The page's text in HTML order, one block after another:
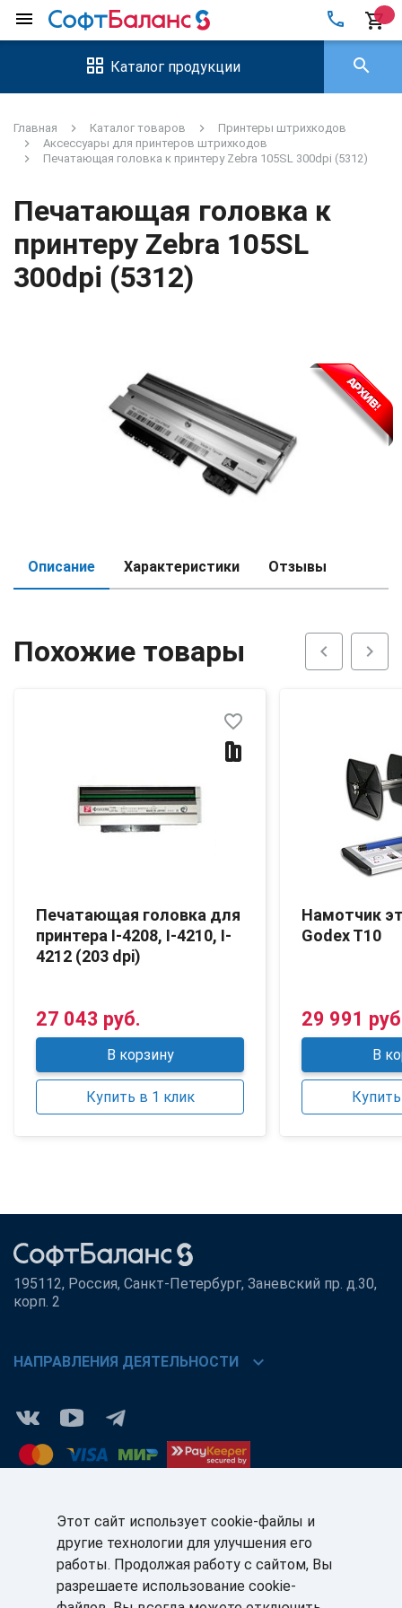
menu local_phone shopping_cart
Каталог продукции search
Главная Каталог товаров
Принтеры штрихкодов
Аксессуары для принтеров штрихкодов
Печатающая головка к принтеру Zebra 105SL 300dpi (5312)
Печатающая головка к
принтеру Zebra 105SL
300dpi (5312)
Описание Характеристики Отзывы
Похожие товары chevron_left chevron_right
Печатающая головка для
принтера I-4208, I-4210, I-
4212 (203 dpi)
favorite_border
27 043 руб.
В корзину
Купить в 1 клик
Намотчик
Godex T10
29 991
В
195112, Россия, Санкт-Петербург, Заневский пр. д.30,
корп. 2
НАПРАВЛЕНИЯ ДЕЯТЕЛЬНОСТИ chevron_right
КЛИЕНТАМ:
+7 (812) 327-5141
ПАРТНЁРАМ:
+7 (812) 327-5025
Этот сайт использует cookie-файлы и
другие технологии для улучшения его
работы. Продолжая работу с сайтом, Вы
разрешаете использование cookie-